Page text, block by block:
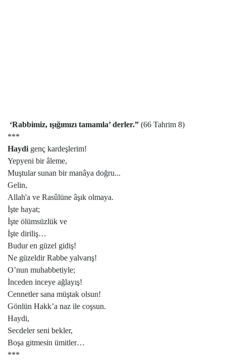
‘Rabbimiz, ışığımızı tamamla’ derler.” (66 Tahrim 8)
***
Haydi genç kardeşlerim!
Yepyeni bir âleme,
Muştular sunan bir manâya doğru...
Gelin,
Allah'a ve Rasûlüne âşık olmaya.
İşte hayat;
İşte ölümsüzlük ve
İşte diriliş…
Budur en güzel gidiş!
Ne güzeldir Rabbe yalvarış!
O’nun muhabbetiyle;
İnceden inceye ağlayış!
Cennetler sana müştak olsun!
Gönlün Hakk’a naz ile coşsun.
Haydi,
Secdeler seni bekler,
Boşa gitmesin ümitler…
***